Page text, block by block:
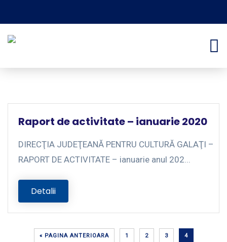
Raport de activitate – ianuarie 2020
DIRECŢIA JUDEŢEANĂ PENTRU CULTURĂ GALAŢI –
RAPORT DE ACTIVITATE – ianuarie anul 202...
Detalii
« PAGINA ANTERIOARA 1 2 3 4